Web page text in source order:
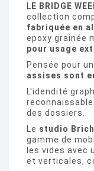
L E BRIDGE
collection
fabriquée en
epoxy grainée
pour usage
Pensée pour
assises sont
L'idendité
des dossiers.
Le studio
gamme de
les vides avec
et verticales,